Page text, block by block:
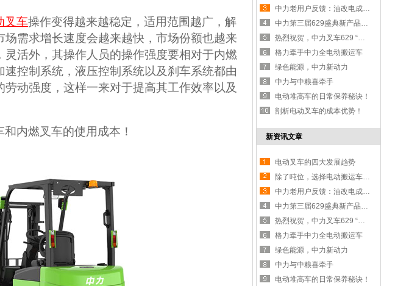
叉车操作变得越来越稳定，适用范围越广，解
需求增长速度会越来越快，市场份额也越来
活外，其操作人员的操作强度要相对于内燃
控制系统，液压控制系统以及刹车系统都由
动强度，这样一来对于提高其工作效率以及
和内燃叉车的使用成本！
中力老用户反馈：油改电成高新技术企业新宠儿,电动叉车
中力第三届629盛典新产品发布全系搬马机器人产品
热烈祝贺，中力叉车629 “我们一起做，点蓝中国”新品发布盛典圆满举办
格力牵手中力全电动搬运车
绿色能源，中力新动力
中力与中粮喜牵手
电动堆高车的日常保养秘诀！
剖析电动叉车的成本优势！
新资讯文章
电动叉车的四大发展趋势
除了吨位，选择电动搬运车还应该看什么？
中力老用户反馈：油改电成高新技术企业新宠儿,电动叉车
中力第三届629盛典新产品发布全系搬马机器人产品
热烈祝贺，中力叉车629 “我们一起做，点蓝中国”新品发布盛典圆满举办
格力牵手中力全电动搬运车
绿色能源，中力新动力
中力与中粮喜牵手
电动堆高车的日常保养秘诀！